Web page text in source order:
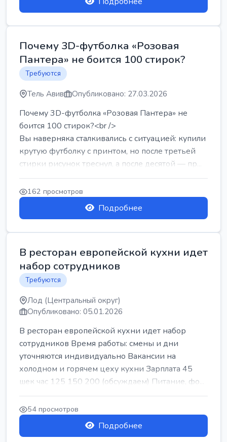
Почему 3D-футболка «Розовая
Пантера» не боится 100 стирок?
Требуются
Тель Авив Опубликовано: 27.03.2026
Почему 3D-футболка «Розовая Пантера» не
боится 100 стирок?<br />
Вы наверняка сталкивались с ситуацией: купили
крутую футболку с принтом, но после третьей
стирки рисунок треснул, а после десятой — пр...
162 просмотров
Подробнее
В ресторан европейской кухни идет
набор сотрудников
Требуются
Лод (Центральный округ)
Опубликовано: 05.01.2026
В ресторан европейской кухни идет набор
сотрудников Время работы: смены и дни
уточняются индивидуально Вакансии на
холодном и горячем цеху кухни Зарплата 45
шек час 125 150 200 (обсуждаем) Питание, фо...
54 просмотров
Подробнее